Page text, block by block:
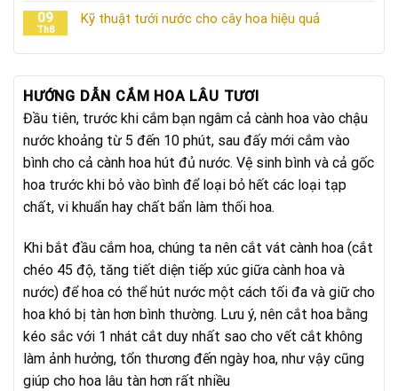
09
Th8
Kỹ thuật tưới nước cho cây hoa hiệu quả
HƯỚNG DẪN CẮM HOA LÂU TƯƠI
Đầu tiên, trước khi cắm bạn ngâm cả cành hoa vào chậu
nước khoảng từ 5 đến 10 phút, sau đấy mới cắm vào
bình cho cả cành hoa hút đủ nước. Vệ sinh bình và cả gốc
hoa trước khi bỏ vào bình để loại bỏ hết các loại tạp
chất, vi khuẩn hay chất bẩn làm thối hoa.
Khi bắt đầu cắm hoa, chúng ta nên cắt vát cành hoa (cắt
chéo 45 độ, tăng tiết diện tiếp xúc giữa cành hoa và
nước) để hoa có thể hút nước một cách tối đa và giữ cho
hoa khó bị tàn hơn bình thường. Lưu ý, nên cắt hoa bằng
kéo sắc với 1 nhát cắt duy nhất sao cho vết cắt không
làm ảnh hưởng, tổn thương đến ngày hoa, như vậy cũng
giúp cho hoa lâu tàn hơn rất nhiều